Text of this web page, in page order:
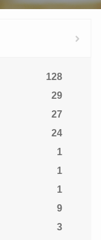
128
29
27
24
1
1
1
9
3